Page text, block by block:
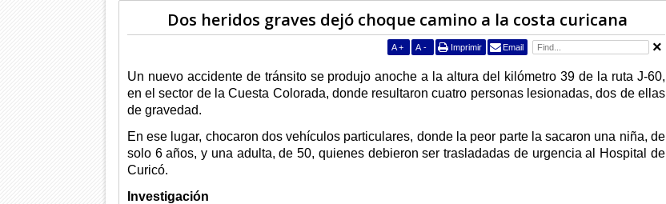
Dos heridos graves dejó choque camino a la costa curicana
A + A - Imprimir Email
Un nuevo accidente de tránsito se produjo anoche a la altura del kilómetro 39 de la ruta J-60,
en el sector de la Cuesta Colorada, donde resultaron cuatro personas lesionadas, dos de ellas
de gravedad.
En ese lugar, chocaron dos vehículos particulares, donde la peor parte la sacaron una niña, de
solo 6 años, y una adulta, de 50, quienes debieron ser trasladadas de urgencia al Hospital de
Curicó.
Investigación